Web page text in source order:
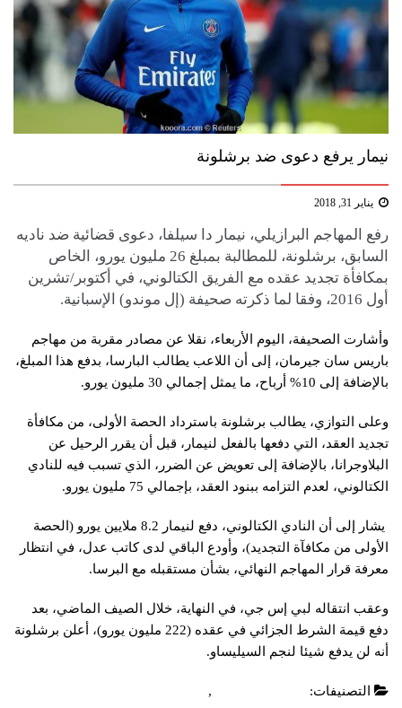
نيمار يرفع دعوى ضد برشلونة
يناير 31, 2018
رفع المهاجم البرازيلي، نيمار دا سيلفا، دعوى قضائية ضد ناديه
السابق، برشلونة، للمطالبة بمبلغ 26 مليون يورو، الخاص
بمكافأة تجديد عقده مع الفريق الكتالوني، في أكتوبر/تشرين
أول 2016، وفقا لما ذكرته صحيفة (إل موندو) الإسبانية.
وأشارت الصحيفة، اليوم الأربعاء، نقلا عن مصادر مقربة من مهاجم
باريس سان جيرمان، إلى أن اللاعب يطالب البارسا، بدفع هذا المبلغ،
بالإضافة إلى 10% أرباح، ما يمثل إجمالي 30 مليون يورو.
وعلى التوازي، يطالب برشلونة باسترداد الحصة الأولى، من مكافأة
تجديد العقد، التي دفعها بالفعل لنيمار، قبل أن يقرر الرحيل عن
البلاوجرانا، بالإضافة إلى تعويض عن الضرر، الذي تسبب فيه للنادي
الكتالوني، لعدم التزامه ببنود العقد، بإجمالي 75 مليون يورو.
يشار إلى أن النادي الكتالوني، دفع لنيمار 8.2 ملايين يورو (الحصة
الأولى من مكافآة التجديد)، وأودع الباقي لدى كاتب عدل، في انتظار
معرفة قرار المهاجم النهائي، بشأن مستقبله مع البرسا.
وعقب انتقاله لبي إس جي، في النهاية، خلال الصيف الماضي، بعد
دفع قيمة الشرط الجزائي في عقده (222 مليون يورو)، أعلن برشلونة
أنه لن يدفع شيئا لنجم السيليساو.
التصنيفات: ,